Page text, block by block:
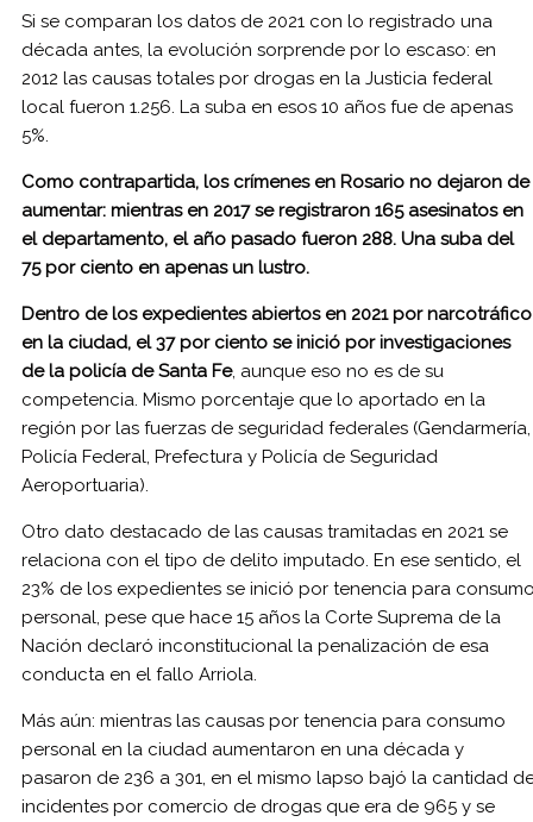
Si se comparan los datos de 2021 con lo registrado una
década antes, la evolución sorprende por lo escaso: en
2012 las causas totales por drogas en la Justicia federal
local fueron 1.256. La suba en esos 10 años fue de apenas
5%.
Como contrapartida, los crímenes en Rosario no dejaron de
aumentar: mientras en 2017 se registraron 165 asesinatos en
el departamento, el año pasado fueron 288. Una suba del
75 por ciento en apenas un lustro.
Dentro de los expedientes abiertos en 2021 por narcotráfico
en la ciudad, el 37 por ciento se inició por investigaciones
de la policía de Santa Fe, aunque eso no es de su
competencia. Mismo porcentaje que lo aportado en la
región por las fuerzas de seguridad federales (Gendarmería,
Policía Federal, Prefectura y Policía de Seguridad
Aeroportuaria).
Otro dato destacado de las causas tramitadas en 2021 se
relaciona con el tipo de delito imputado. En ese sentido, el
23% de los expedientes se inició por tenencia para
personal, pese que hace 15 años la Corte Suprema de la
Nación declaró inconstitucional la penalización de esa
conducta en el fallo Arriola.
Más aún: mientras las causas por tenencia para consumo
personal en la ciudad aumentaron en una década y
pasaron de 236 a 301, en el mismo lapso bajó la cantidad
incidentes por comercio de drogas que era de 965 y se